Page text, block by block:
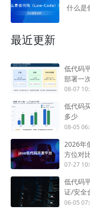
什么是
最近更新
低代码
部署一
08-07
低代码
多少
08-05
2026年
方位对
07-27
低代码
证/安全
06-05